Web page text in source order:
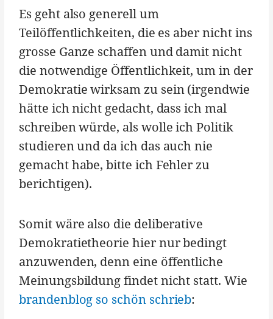
Es geht also generell um
Teilöffentlichkeiten, die es aber nicht ins
grosse Ganze schaffen und damit nicht
die notwendige Öffentlichkeit, um in der
Demokratie wirksam zu sein (irgendwie
hätte ich nicht gedacht, dass ich mal
schreiben würde, als wolle ich Politik
studieren und da ich das auch nie
gemacht habe, bitte ich Fehler zu
berichtigen).
Somit wäre also die deliberative
Demokratietheorie hier nur bedingt
anzuwenden, denn eine öffentliche
Meinungsbildung findet nicht statt. Wie
brandenblog so schön schrieb: